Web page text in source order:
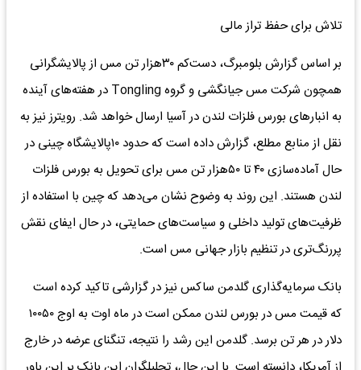
تلاش برای حفظ تراز مالی
بر اساس گزارش بلومبرگ، دست‌‌کم ۳۰‌هزار تن مس از پالایشگرانی
همچون شرکت مس جیانگشی و گروه Tongling در هفته‌‌های آینده
به انبارهای بورس فلزات لندن در آسیا ارسال خواهد شد. رویترز نیز به
نقل از منابع مطلع، گزارش داده است که حدود ۱۰پالایشگاه چینی در
حال آماده‌‌سازی ۴۰ تا ۵۰‌هزار تن مس برای تحویل به بورس فلزات
لندن هستند. این روند به وضوح نشان می‌دهد که چین با استفاده از
ظرفیت‌‌های تولید داخلی و سیاست‌‌های حمایتی، در حال ایفای نقش
پررنگ‌‌تری در تنظیم بازار جهانی مس است.
بانک سرمایه‌گذاری گلدمن ساکس نیز در گزارشی تاکید کرده است
که قیمت مس در بورس لندن ممکن است در ماه اوت به اوج ۱۰۰۵۰
دلار در هر تن برسد. گلدمن این رشد را نتیجه، تنگنای عرضه در خارج